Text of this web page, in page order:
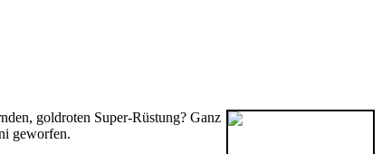
goldroten Super-Rüstung? Ganz
geworfen.